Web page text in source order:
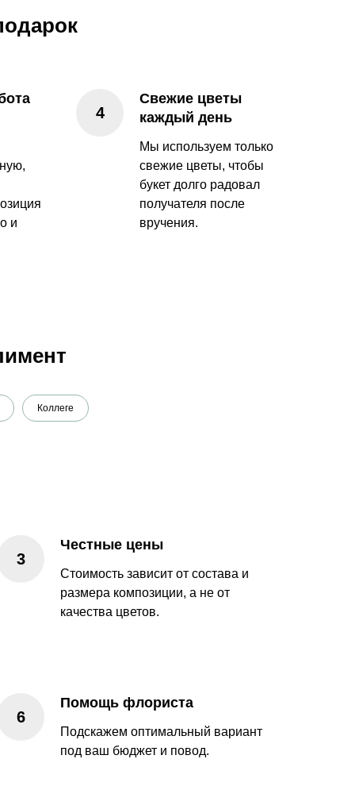
и
Свежие цветы
каждый день
Мы используем только
свежие цветы, чтобы
букет долго радовал
получателя после
вручения.
Коллеге
Честные цены
Стоимость зависит от состава и
размера композиции, а не от
качества цветов.
Помощь флориста
Подскажем оптимальный вариант
под ваш бюджет и повод.